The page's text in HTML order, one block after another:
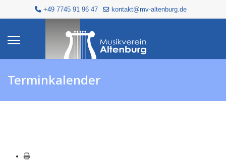
+49 7745 91 96 47 kontakt@mv-altenburg.de
Terminkalender